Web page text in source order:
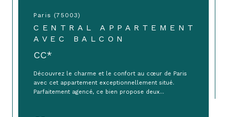
Paris (75003)
CENTRAL APPARTEMENT
AVEC BALCON
CC*
Découvrez le charme et le confort au cœur de Paris
avec cet appartement exceptionnellement situé.
Parfaitement agencé, ce bien propose deux...